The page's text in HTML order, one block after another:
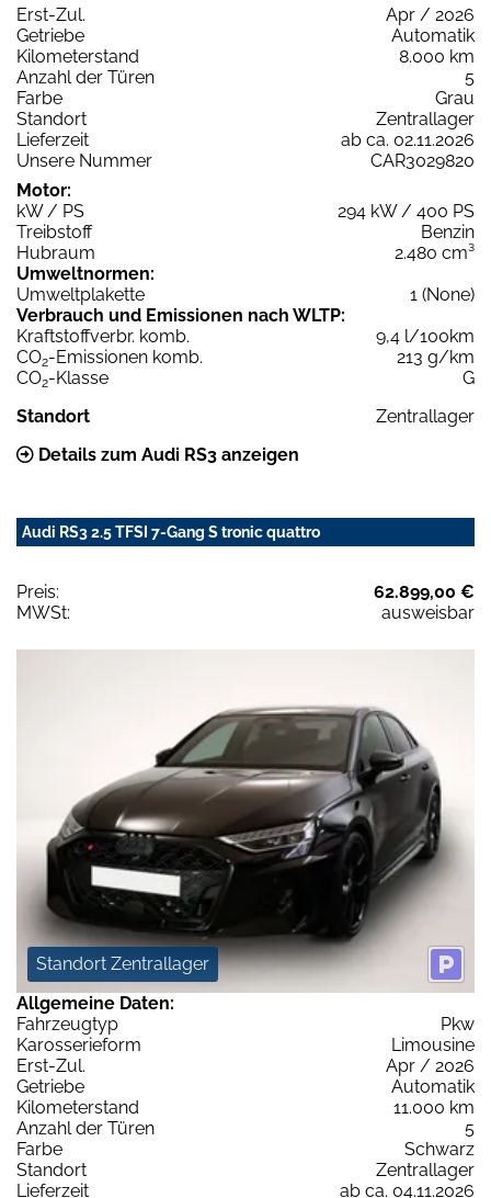
Erst-Zul.
Apr / 2026
Getriebe
Automatik
Kilometerstand
8.000 km
Anzahl der Türen
5
Farbe
Grau
Standort
Zentrallager
Lieferzeit
ab ca. 02.11.2026
Unsere Nummer
CAR3029820
Motor:
kW / PS
294 kW / 400 PS
Treibstoff
Benzin
Hubraum
2.480 cm³
Umweltnormen:
Umweltplakette
1 (None)
Verbrauch und Emissionen nach WLTP:
Kraftstoffverbr. komb.
9,4 l/100km
CO2-Emissionen komb.
213 g/km
CO2-Klasse
G
Standort
Zentrallager
Details zum Audi RS3 anzeigen
Audi RS3 2.5 TFSI 7-Gang S tronic quattro
Preis:
62.899,00 €
MWSt:
ausweisbar
Standort Zentrallager
Allgemeine Daten:
Fahrzeugtyp
Pkw
Karosserieform
Limousine
Erst-Zul.
Apr / 2026
Getriebe
Automatik
Kilometerstand
11.000 km
Anzahl der Türen
5
Farbe
Schwarz
Standort
Zentrallager
Lieferzeit
ab ca. 04.11.2026